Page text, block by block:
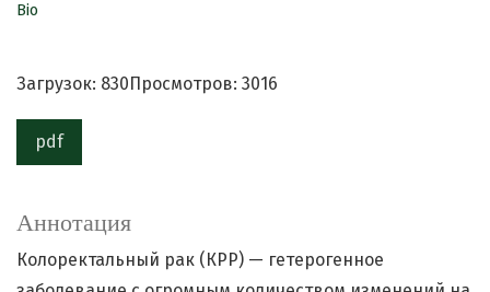
Bio
Загрузок: 830 Просмотров: 3016
pdf
Аннотация
Колоректальный рак (КРР) — гетерогенное